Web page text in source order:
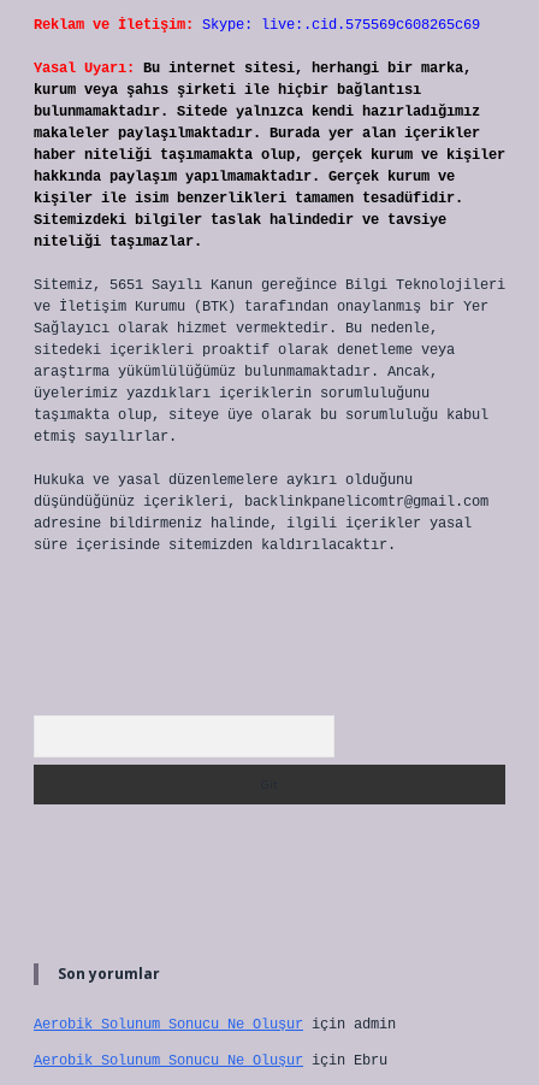
Reklam ve İletişim: Skype: live:.cid.575569c608265c69
Yasal Uyarı:
Bu internet sitesi, herhangi bir marka,
kurum veya şahıs şirketi ile hiçbir bağlantısı
bulunmamaktadır. Sitede yalnızca kendi hazırladığımız
makaleler paylaşılmaktadır. Burada yer alan içerikler
haber niteliği taşımamakta olup, gerçek kurum ve kişiler
hakkında paylaşım yapılmamaktadır. Gerçek kurum ve
kişiler ile isim benzerlikleri tamamen tesadüfidir.
Sitemizdeki bilgiler taslak halindedir ve tavsiye
niteliği taşımazlar.
Sitemiz, 5651 Sayılı Kanun gereğince Bilgi Teknolojileri
ve İletişim Kurumu (BTK) tarafından onaylanmış bir Yer
Sağlayıcı olarak hizmet vermektedir. Bu nedenle,
sitedeki içerikleri proaktif olarak denetleme veya
araştırma yükümlülüğümüz bulunmamaktadır. Ancak,
üyelerimiz yazdıkları içeriklerin sorumluluğunu
taşımakta olup, siteye üye olarak bu sorumluluğu kabul
etmiş sayılırlar.
Hukuka ve yasal düzenlemelere aykırı olduğunu
düşündüğünüz içerikleri, backlinkpanelicomtr@gmail.com
adresine bildirmeniz halinde, ilgili içerikler yasal
süre içerisinde sitemizden kaldırılacaktır.
Son yorumlar
Aerobik Solunum Sonucu Ne Oluşur için admin
Aerobik Solunum Sonucu Ne Oluşur için Ebru